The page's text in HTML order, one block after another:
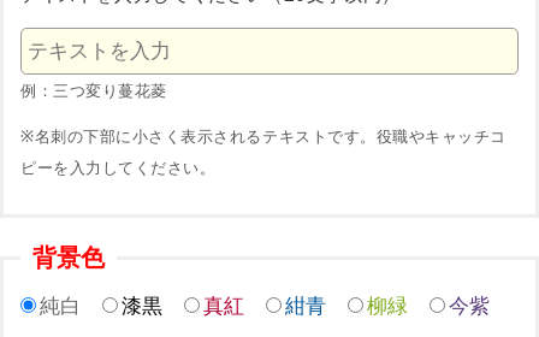
例：三つ変り蔓花菱
※名刺の下部に小さく表示されるテキストです。役職やキャッチコ
ピーを入力してください。
背景色
純白 漆黒 真紅 紺青 柳緑 今紫